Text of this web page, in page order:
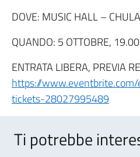
DOVE: MUSIC HALL –
QUANDO: 5 OTTOBRE, 19.00
ENTRATA LIBERA, PREVIA
https://
tickets-28027995489
Ti potrebbe